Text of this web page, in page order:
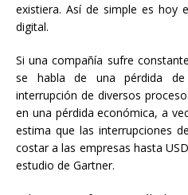
existiera. Así de simple es hoy
digital.
Si una compañía sufre
se habla de una pérdida
interrupción de diversos
en una pérdida económica, a
estima que las interrupciones
costar a las empresas hasta
estudio de Gartner.